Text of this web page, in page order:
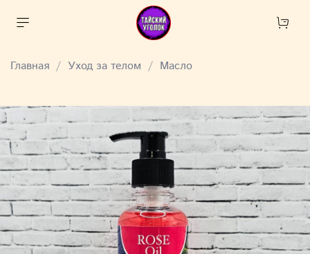
Главная Уход за телом Масло